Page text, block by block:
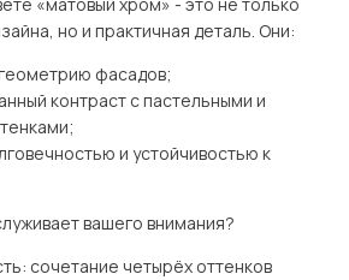
но и практичная деталь. Они:
фасадов;
контраст с пастельными и
и устойчивостью к
вашего внимания?
сочетание четырёх оттенков